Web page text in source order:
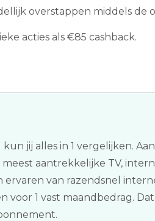
overstappen middels de
acties als €85 cashback.
jij alles in 1 vergelijken.
aantrekkelijke TV,
van razendsnel
1 vast maandbedrag.